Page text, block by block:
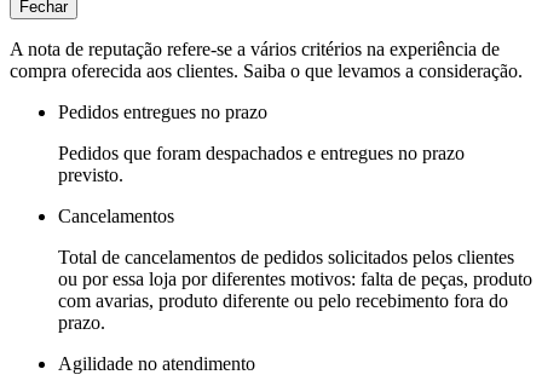
Fechar
A nota de reputação refere-se a vários critérios na experiência de
compra oferecida aos clientes. Saiba o que levamos a consideração.
Pedidos entregues no prazo
Pedidos que foram despachados e entregues no prazo
previsto.
Cancelamentos
Total de cancelamentos de pedidos solicitados pelos clientes
ou por essa loja por diferentes motivos: falta de peças, produto
com avarias, produto diferente ou pelo recebimento fora do
prazo.
Agilidade no atendimento